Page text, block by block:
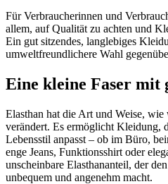
Für Verbraucherinnen und
allem, auf Qualität zu achten und
Ein gut sitzendes, langlebiges
umweltfreundlichere Wahl
Eine kleine Faser
Elasthan hat die Art und Weise,
verändert. Es ermöglicht Kleidung,
Lebensstil anpasst – ob im Büro,
enge Jeans, Funktionsshirt oder
unscheinbare Elasthananteil, der
unbequem und angenehm macht.